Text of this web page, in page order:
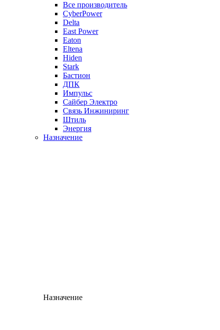
Все производитель
CyberPower
Delta
East Power
Eaton
Eltena
Hiden
Stark
Бастион
ДПК
Импульс
Сайбер Электро
Связь Инжиниринг
Штиль
Энергия
Назначение
Назначение